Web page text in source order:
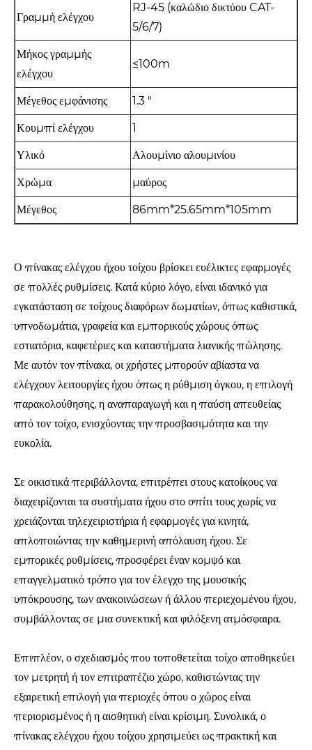
Γραμμή ελέγχου
RJ-45 (καλώδιο δικτύου CAT-
5/6/7)
Μήκος γραμμής
ελέγχου
≤100m
Μέγεθος εμφάνισης 1.3 "
Κουμπί ελέγχου 1
Υλικό Αλουμίνιο αλουμινίου
Χρώμα μαύρος
Μέγεθος 86mm*25.65mm*105mm
Ο πίνακας ελέγχου ήχου τοίχου βρίσκει ευέλικτες εφαρμογές
σε πολλές ρυθμίσεις. Κατά κύριο λόγο, είναι ιδανικό για
εγκατάσταση σε τοίχους διαφόρων δωματίων, όπως καθιστικά,
υπνοδωμάτια, γραφεία και εμπορικούς χώρους όπως
εστιατόρια, καφετέριες και καταστήματα λιανικής πώλησης.
Με αυτόν τον πίνακα, οι χρήστες μπορούν αβίαστα να
ελέγχουν λειτουργίες ήχου όπως η ρύθμιση όγκου, η επιλογή
παρακολούθησης, η αναπαραγωγή και η παύση απευθείας
από τον τοίχο, ενισχύοντας την προσβασιμότητα και την
ευκολία.
Σε οικιστικά περιβάλλοντα, επιτρέπει στους κατοίκους να
διαχειρίζονται τα συστήματα ήχου στο σπίτι τους χωρίς να
χρειάζονται τηλεχειριστήρια ή εφαρμογές για κινητά,
απλοποιώντας την καθημερινή απόλαυση ήχου. Σε
εμπορικές ρυθμίσεις, προσφέρει έναν κομψό και
επαγγελματικό τρόπο για τον έλεγχο της μουσικής
υπόκρουσης, των ανακοινώσεων ή άλλου περιεχομένου ήχου,
συμβάλλοντας σε μια συνεκτική και φιλόξενη ατμόσφαιρα.
Επιπλέον, ο σχεδιασμός που τοποθετείται τοίχο αποθηκεύει
τον μετρητή ή τον επιτραπέζιο χώρο, καθιστώντας την
εξαιρετική επιλογή για περιοχές όπου ο χώρος είναι
περιορισμένος ή η αισθητική είναι κρίσιμη. Συνολικά, ο
πίνακας ελέγχου ήχου τοίχου χρησιμεύει ως πρακτική και